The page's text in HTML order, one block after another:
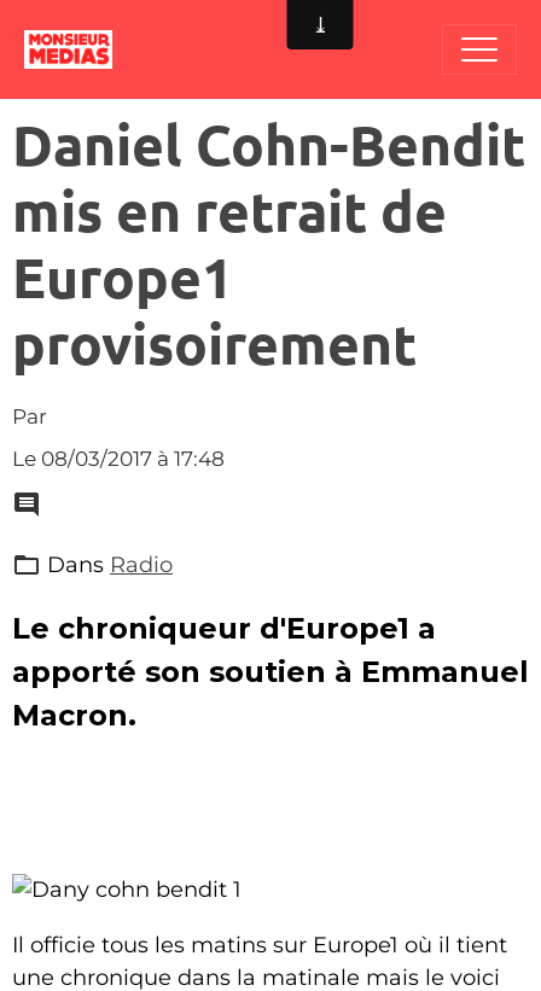
Daniel Cohn-Bendit
mis en retrait de
Europe1
provisoirement
Par
Le 08/03/2017 à 17:48
Dans Radio
Le chroniqueur d'Europe1 a
apporté son soutien à Emmanuel
Macron.
Il officie tous les matins sur Europe1 où il tient
une chronique dans la matinale mais le voici